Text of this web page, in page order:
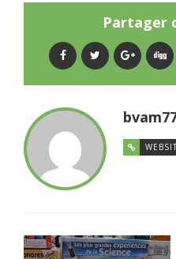
Partager